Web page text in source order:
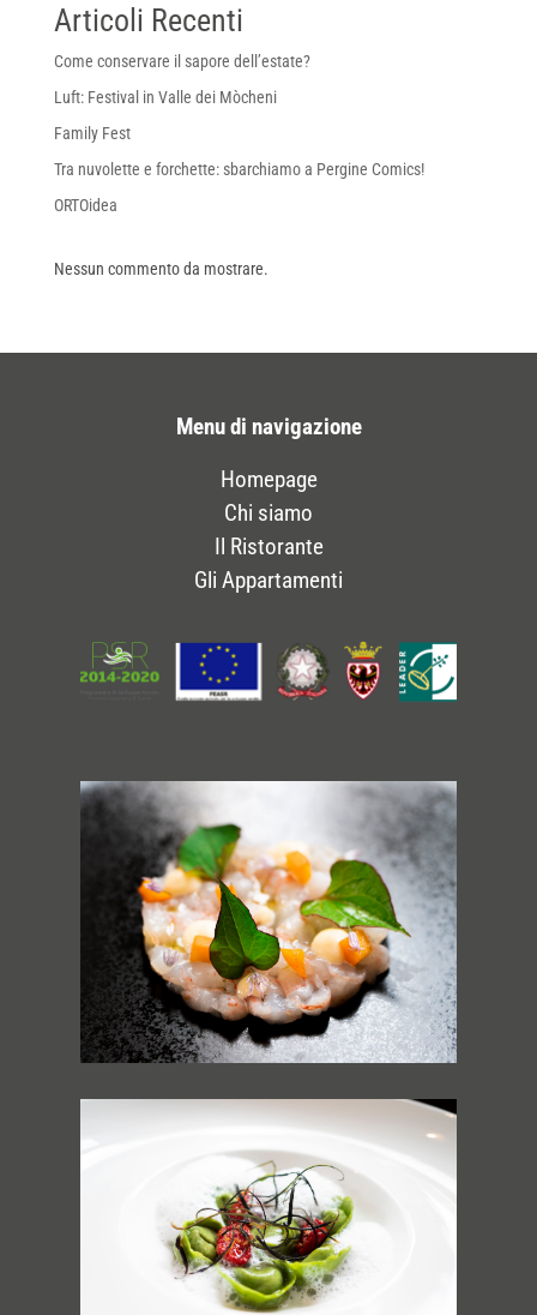
Articoli Recenti
Come conservare il sapore dell’estate?
Luft: Festival in Valle dei Mòcheni
Family Fest
Tra nuvolette e forchette: sbarchiamo a Pergine Comics!
ORTOidea
Nessun commento da mostrare.
Menu di navigazione
Homepage
Chi siamo
Il Ristorante
Gli Appartamenti